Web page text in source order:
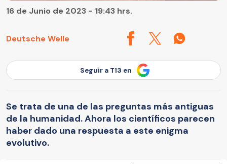
Deutsche Welle
16 de Junio de 2023 - 19:43 hrs.
Seguir a T13 en
Se trata de una de las preguntas más antiguas
de la humanidad. Ahora los científicos parecen
haber dado una respuesta a este enigma
evolutivo.